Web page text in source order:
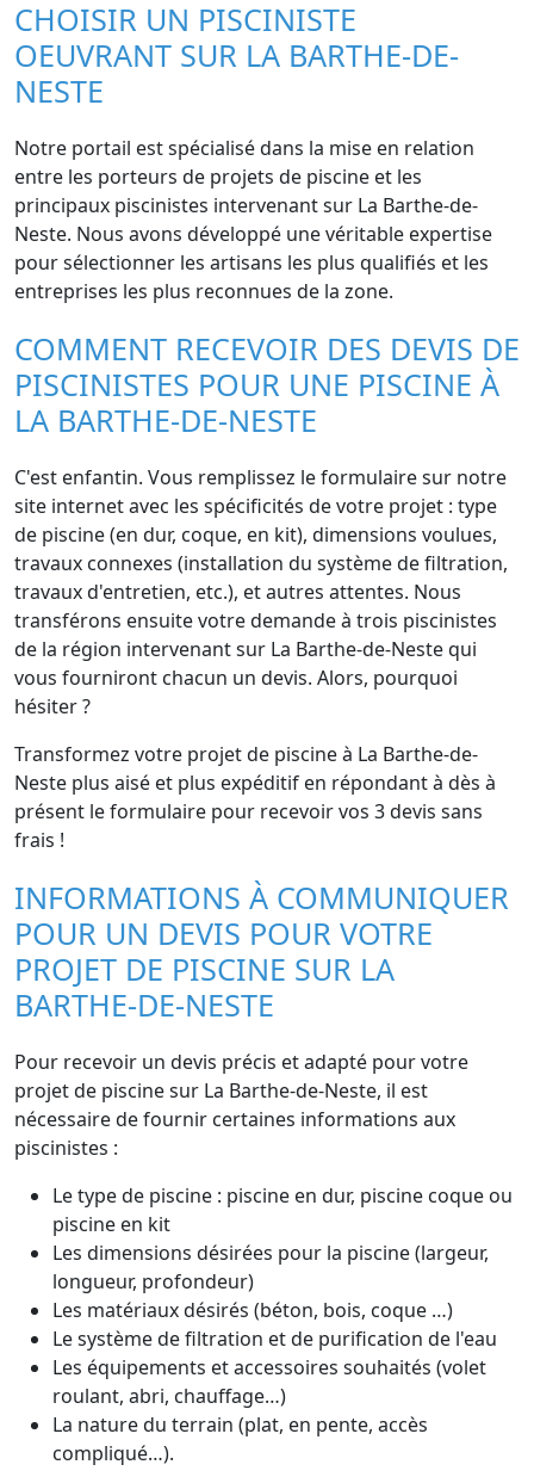
CHOISIR UN PISCINISTE
OEUVRANT SUR LA BARTHE-DE-
NESTE
Notre portail est spécialisé dans la mise en relation
entre les porteurs de projets de piscine et les
principaux piscinistes intervenant sur La Barthe-de-
Neste. Nous avons développé une véritable expertise
pour sélectionner les artisans les plus qualifiés et les
entreprises les plus reconnues de la zone.
COMMENT RECEVOIR DES DEVIS DE
PISCINISTES POUR UNE PISCINE À
LA BARTHE-DE-NESTE
C'est enfantin. Vous remplissez le formulaire sur notre
site internet avec les spécificités de votre projet : type
de piscine (en dur, coque, en kit), dimensions voulues,
travaux connexes (installation du système de filtration,
travaux d'entretien, etc.), et autres attentes. Nous
transférons ensuite votre demande à trois piscinistes
de la région intervenant sur La Barthe-de-Neste qui
vous fourniront chacun un devis. Alors, pourquoi
hésiter ?
Transformez votre projet de piscine à La Barthe-de-
Neste plus aisé et plus expéditif en répondant à dès à
présent le formulaire pour recevoir vos 3 devis sans
frais !
INFORMATIONS À COMMUNIQUER
POUR UN DEVIS POUR VOTRE
PROJET DE PISCINE SUR LA
BARTHE-DE-NESTE
Pour recevoir un devis précis et adapté pour votre
projet de piscine sur La Barthe-de-Neste, il est
nécessaire de fournir certaines informations aux
piscinistes :
Le type de piscine : piscine en dur, piscine coque ou
piscine en kit
Les dimensions désirées pour la piscine (largeur,
longueur, profondeur)
Les matériaux désirés (béton, bois, coque …)
Le système de filtration et de purification de l'eau
Les équipements et accessoires souhaités (volet
roulant, abri, chauffage…)
La nature du terrain (plat, en pente, accès
compliqué…).